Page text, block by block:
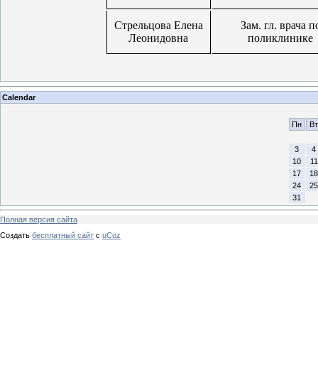
Стрельцова Елена
Леонидовна
Зам. гл. врача
поликлинике
Calendar
Пн
Вт
3
4
10
11
17
18
24
25
31
Полная версия сайта
Создать бесплатный сайт с uCoz